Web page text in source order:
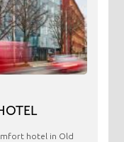
hotel in Old